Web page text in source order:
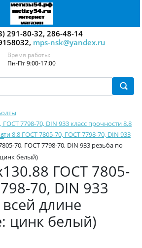
291-80-32, 286-48-14
mps-nsk@yandex.ru
Время работы:
Пн-Пт 9:00-17:00
ГОСТ 7798-70, DIN 933 класс прочности 8.8
8.8 ГОСТ 7805-70, ГОСТ 7798-70, DIN 933
70, ГОСТ 7798-70, DIN 933 резьба по
белый)
ГОСТ 7805-
70, DIN 933
длине
цинк белый)